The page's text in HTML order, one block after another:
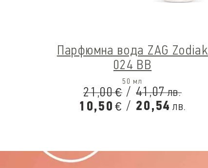
Парфюмна вода ZAG Zodiak
024 BB
50 мл
21,00€ / 41,07лв.
10,50 € / 20,54 лв.